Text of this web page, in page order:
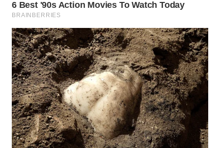
WAHANA
TANI
WAHANA
ADVOKAT
WAHANA
INFRASTRUKTUR
WAHANA
KONSUMEN